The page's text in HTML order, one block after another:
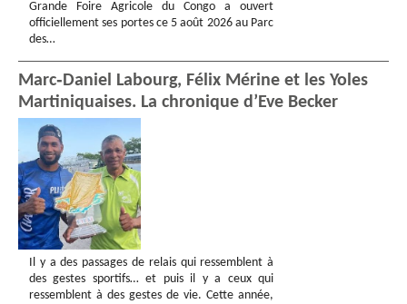
Grande Foire Agricole du Congo a ouvert
officiellement ses portes ce 5 août 2026 au Parc
des…
Marc‑Daniel Labourg, Félix Mérine et les Yoles
Martiniquaises. La chronique d’Eve Becker
Il y a des passages de relais qui ressemblent à
des gestes sportifs… et puis il y a ceux qui
ressemblent à des gestes de vie. Cette année,